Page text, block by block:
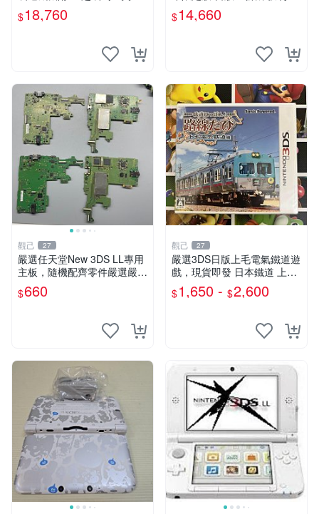
箱包贈 原系統未破解 98新 成
色優異 功能正常 超級馬里歐
$18,760
俱佳 馬里奧限定版 NEW 3D
S 日版未拆封 原廠包裝附送
$14,660
觀己 27
嚴選任天堂New 3DS LL專用
主板，隨機配齊零件嚴選嚴選
任天堂New 3DS LL專用主
板，隨機配齊零件 製作零組
$660
觀己 27
嚴選3DS日版上毛電氣鐵道遊
戲，現貨即發 日本鐵道 上毛
電氣鐵道 3DS 游戲
$1,650 - $2,600